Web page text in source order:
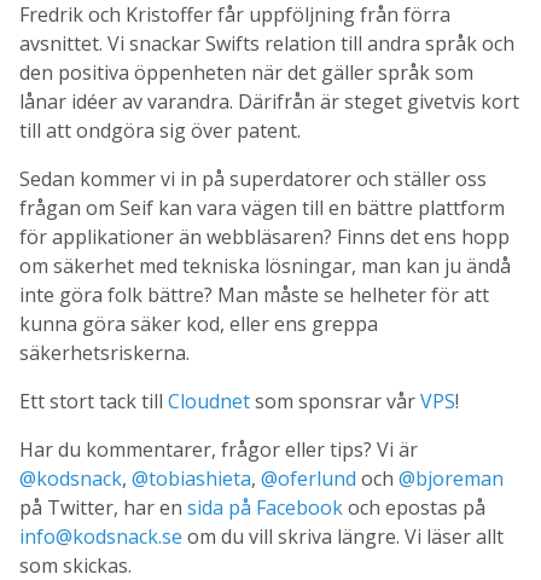
Fredrik och Kristoffer får uppföljning från förra
avsnittet. Vi snackar Swifts relation till andra språk och
den positiva öppenheten när det gäller språk som
lånar idéer av varandra. Därifrån är steget givetvis kort
till att ondgöra sig över patent.
Sedan kommer vi in på superdatorer och ställer oss
frågan om Seif kan vara vägen till en bättre plattform
för applikationer än webbläsaren? Finns det ens hopp
om säkerhet med tekniska lösningar, man kan ju ändå
inte göra folk bättre? Man måste se helheter för att
kunna göra säker kod, eller ens greppa
säkerhetsriskerna.
Ett stort tack till Cloudnetsom sponsrar vårVPS!
Har du kommentarer, frågor eller tips? Vi är
@kodsnack, @tobiashieta, @oferlund och @bjoreman
på Twitter, har en sida på Facebookoch epostas på
info@kodsnack.se om du vill skriva längre. Vi läser allt
som skickas.